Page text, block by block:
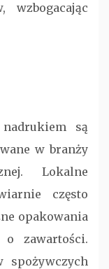
wzbogacając
są
w branży
Lokalne
często
opakowania
zawartości.
spożywczych